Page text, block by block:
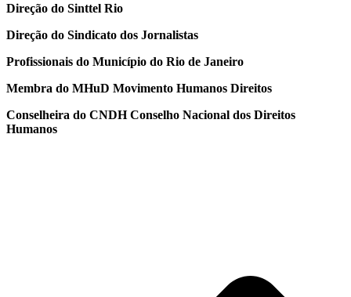
Direção do Sinttel Rio
Direção do Sindicato dos Jornalistas
Profissionais do Município do Rio de Janeiro
Membra do MHuD Movimento Humanos Direitos
Conselheira do CNDH Conselho Nacional dos Direitos
Humanos